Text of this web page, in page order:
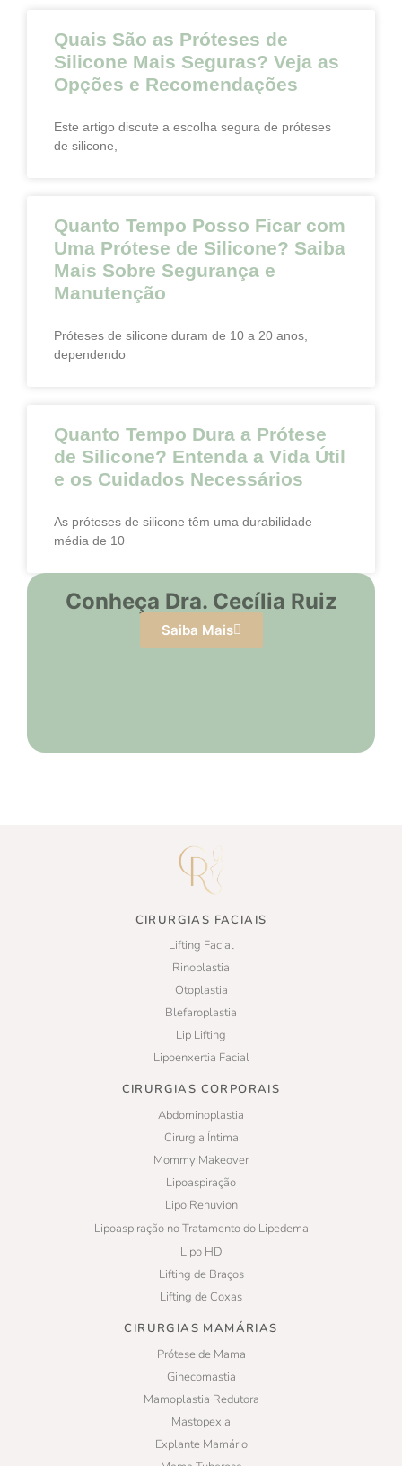
Quais São as Próteses de
Silicone Mais Seguras? Veja as
Opções e Recomendações
Este artigo discute a escolha segura de próteses
de silicone,
Quanto Tempo Posso Ficar com
Uma Prótese de Silicone? Saiba
Mais Sobre Segurança e
Manutenção
Próteses de silicone duram de 10 a 20 anos,
dependendo
Quanto Tempo Dura a Prótese
de Silicone? Entenda a Vida Útil
e os Cuidados Necessários
As próteses de silicone têm uma durabilidade
média de 10
Conheça Dra. Cecília Ruiz
Saiba Mais
CIRURGIAS FACIAIS
Lifting Facial
Rinoplastia
Otoplastia
Blefaroplastia
Lip Lifting
Lipoenxertia Facial
CIRURGIAS CORPORAIS
Abdominoplastia
Cirurgia Íntima
Mommy Makeover
Lipoaspiração
Lipo Renuvion
Lipoaspiração no Tratamento do Lipedema
Lipo HD
Lifting de Braços
Lifting de Coxas
CIRURGIAS MAMÁRIAS
Prótese de Mama
Ginecomastia
Mamoplastia Redutora
Mastopexia
Explante Mamário